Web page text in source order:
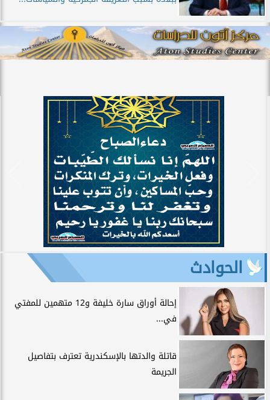
الحوادث
إحالة أوراق سارة خليفة و12 متهمين للمفتي
في...
قاتلة والدتها بالإسكندرية تعترف بتفاصيل
الجريمة